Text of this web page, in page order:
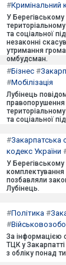
#Кримінальний
У
та соціальної
незаконні
утримання
омбудсман.
#Бізнес #
#Мобілізація
Лубінець
правопорушення
та соціальної
#Закарпатська
кодекс України
У Берегівському
комплектування
позбавляли
Лубінець.
#Політика #
#
За інформацією
ТЦК у
з обліку понад